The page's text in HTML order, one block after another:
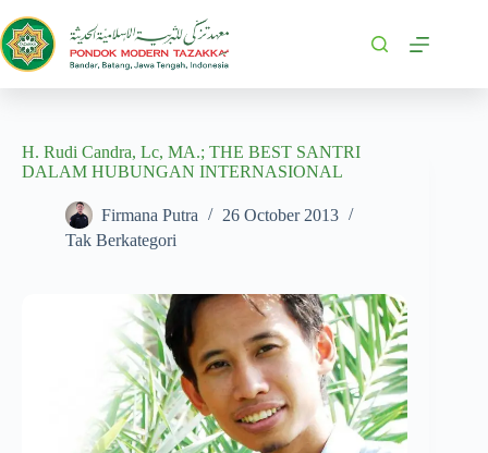
H. Rudi Candra, Lc, MA.; THE BEST SANTRI
DALAM HUBUNGAN INTERNASIONAL
Firmana Putra
26 October 2013
Tak Berkategori